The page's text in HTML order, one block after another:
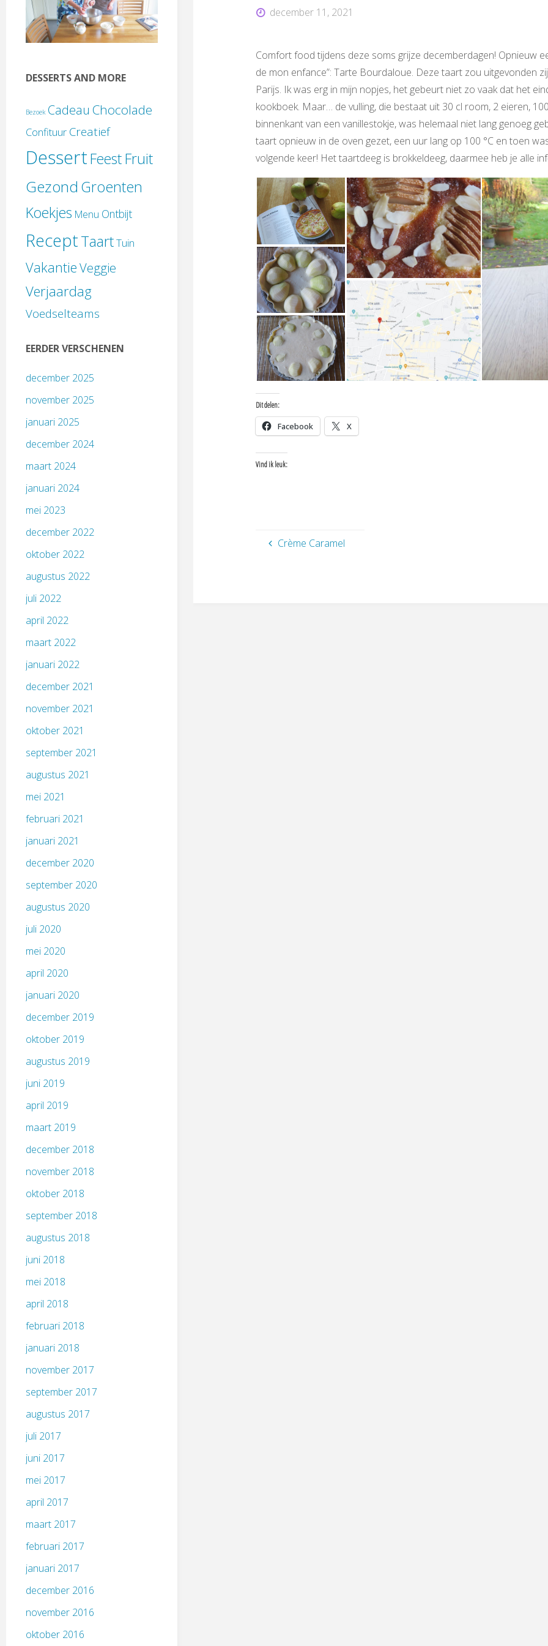
december 11, 2021
Comfort food tijdens deze soms grijze decemberdagen! Opnieuw
de mon enfance”: Tarte Bourdaloue. Deze taart zou uitgevonden
Parijs. Ik was erg in mijn nopjes, het gebeurt niet zo vaak dat het
kookboek. Maar… de vulling, die bestaat uit 30 cl room, 2 eieren,
binnenkant van een vanillestokje, was helemaal niet lang genoeg
taart opnieuw in de oven gezet, een uur lang op 100 °C en toen
volgende keer! Het taartdeeg is brokkeldeeg, daarmee heb je alle
Dit delen:
Facebook X
Vind ik leuk:
Crème Caramel
DESSERTS AND MORE
Bezoek Cadeau Chocolade
Confituur Creatief
DessertFeestFruit
Gezond Groenten
Koekjes Menu Ontbijt
ReceptTaartTuin
VakantieVeggie
Verjaardag
Voedselteams
EERDER VERSCHENEN
december 2025
november 2025
januari 2025
december 2024
maart 2024
januari 2024
mei 2023
december 2022
oktober 2022
augustus 2022
juli 2022
april 2022
maart 2022
januari 2022
december 2021
november 2021
oktober 2021
september 2021
augustus 2021
mei 2021
februari 2021
januari 2021
december 2020
september 2020
augustus 2020
juli 2020
mei 2020
april 2020
januari 2020
december 2019
oktober 2019
augustus 2019
juni 2019
april 2019
maart 2019
december 2018
november 2018
oktober 2018
september 2018
augustus 2018
juni 2018
mei 2018
april 2018
februari 2018
januari 2018
november 2017
september 2017
augustus 2017
juli 2017
juni 2017
mei 2017
april 2017
maart 2017
februari 2017
januari 2017
december 2016
november 2016
oktober 2016